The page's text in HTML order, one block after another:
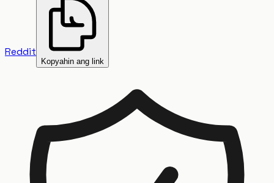
Reddit
Kopyahin ang link